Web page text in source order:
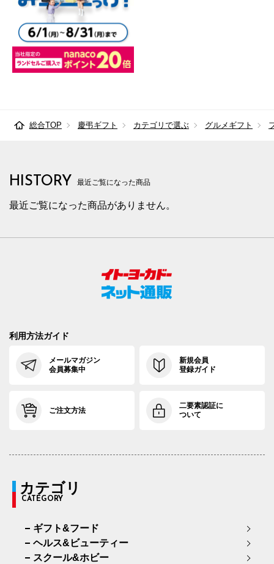
総合TOP 慶弔ギフト カテゴリで選ぶ グルメギフト
HISTORY 最近ご覧になった商品
最近ご覧になった商品がありません。
利用方法ガイド
メールマガジン
会員募集中
新規会員
登録ガイド
ご注文方法
二要素認証に
ついて
カテゴリ
CATEGORY
ギフト&フード
ヘルス&ビューティー
スクール&ホビー